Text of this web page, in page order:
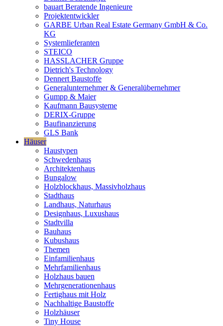
bauart Beratende Ingenieure
Projektentwickler
GARBE Urban Real Estate Germany GmbH & Co.
KG
Systemlieferanten
STEICO
HASSLACHER Gruppe
Dietrich's Technology
Dennert Baustoffe
Generalunternehmer & Generalübernehmer
Gumpp & Maier
Kaufmann Bausysteme
DERIX-Gruppe
Baufinanzierung
GLS Bank
Häuser
Haustypen
Schwedenhaus
Architektenhaus
Bungalow
Holzblockhaus, Massivholzhaus
Stadthaus
Landhaus, Naturhaus
Designhaus, Luxushaus
Stadtvilla
Bauhaus
Kubushaus
Themen
Einfamilienhaus
Mehrfamilienhaus
Holzhaus bauen
Mehrgenerationenhaus
Fertighaus mit Holz
Nachhaltige Baustoffe
Holzhäuser
Tiny House